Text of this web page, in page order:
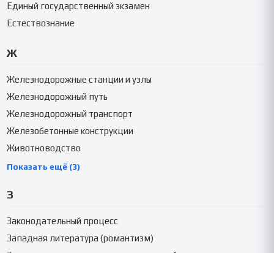
Единый государственный экзамен
Естествознание
Ж
Железнодорожные станции и узлы
Железнодорожный путь
Железнодорожный транспорт
Железобетонные конструкции
Животноводство
Показать ещё (3)
З
Законодательный процесс
Западная литература (романтизм)